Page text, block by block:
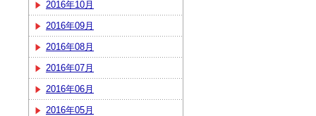
2016年10月
2016年09月
2016年08月
2016年07月
2016年06月
2016年05月